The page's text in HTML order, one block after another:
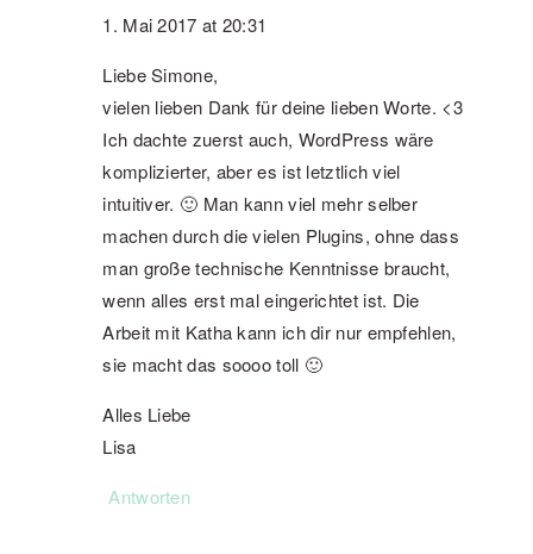
1. Mai 2017 at 20:31
Liebe Simone,
vielen lieben Dank für deine lieben Worte. <3
Ich dachte zuerst auch, WordPress wäre
komplizierter, aber es ist letztlich viel
intuitiver. 🙂 Man kann viel mehr selber
machen durch die vielen Plugins, ohne dass
man große technische Kenntnisse braucht,
wenn alles erst mal eingerichtet ist. Die
Arbeit mit Katha kann ich dir nur empfehlen,
sie macht das soooo toll 🙂
Alles Liebe
Lisa
Antworten